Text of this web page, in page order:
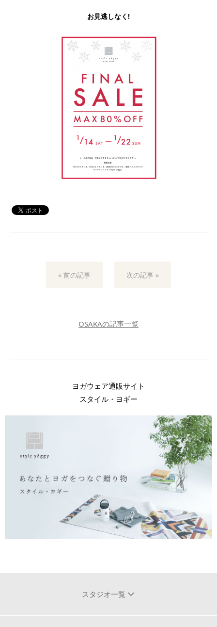
お見逃しなく!
« 前の記事 次の記事 »
OSAKAの記事一覧
ヨガウェア通販サイト
スタイル・ヨギー
スタジオ一覧